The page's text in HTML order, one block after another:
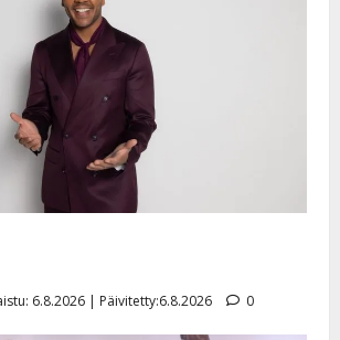
6.8.2026 | Päivitetty:6.8.2026 0